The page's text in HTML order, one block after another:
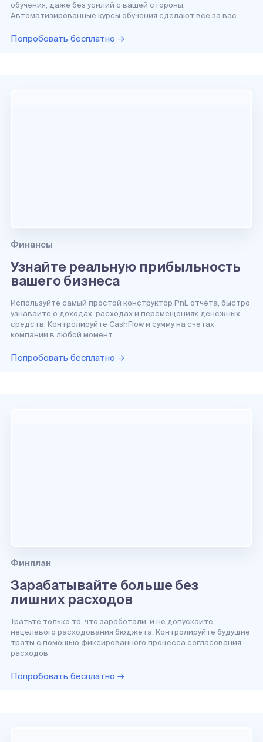
обучения, даже без усилий с вашей стороны.
Автоматизированные курсы обучения сделают все за вас
Попробовать бесплатно →
Финансы
Узнайте реальную прибыльность
вашего бизнеса
Используйте самый простой конструктор PnL отчёта, быстро
узнавайте о доходах, расходах и перемещениях денежных
средств. Контролируйте CashFlow и сумму на счетах
компании в любой момент
Попробовать бесплатно →
Финплан
Зарабатывайте больше без
лишних расходов
Тратьте только то, что заработали, и не допускайте
нецелевого расходования бюджета. Контролируйте будущие
траты с помощью фиксированного процесса согласования
расходов
Попробовать бесплатно →